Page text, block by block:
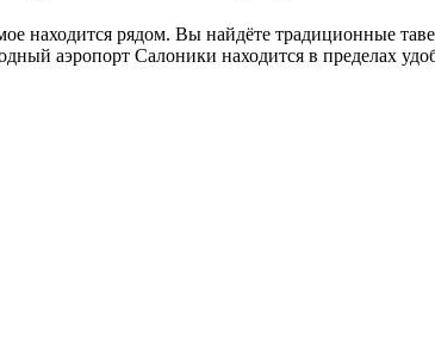
находится рядом. Вы найдёте традиционные
аэропорт Салоники находится в пределах